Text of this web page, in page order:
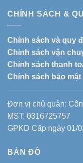
CHÍNH SÁCH &
Chính sách và quy
Chính sách vận
Chính sách thanh
Chính sách bảo mật
Đơn vị chủ quản:
MST: 0316725757
GPKD Cấp ngày 01/
BẢN ĐỒ